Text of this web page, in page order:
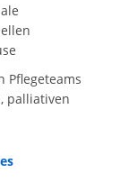
Pflegeteams
palliativen